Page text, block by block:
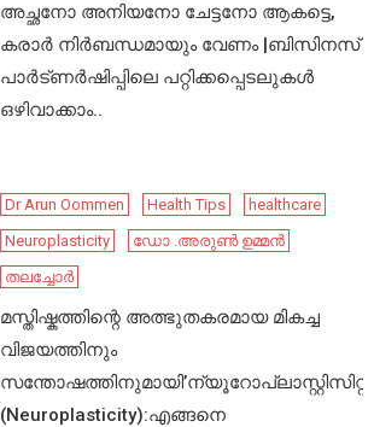
അച്ഛനോ അനിയനോ ചേട്ടനോ ആകട്ടെ,
കരാർ നിർബന്ധമായും വേണം |ബിസിനസ്
പാർട്ണർഷിപ്പിലെ പറ്റിക്കപ്പെടലുകൾ
ഒഴിവാക്കാം..
Dr Arun Oommen Health Tips
healthcare
Neuroplasticity
ഡോ .അരുൺ ഉമ്മൻ
തലച്ചോർ
മസ്തിഷ്കത്തിന്റെ അത്ഭുതകരമായ മികച്ച
വിജയത്തിനും
സന്തോഷത്തിനുമായി’ന്യൂറോപ്ലാസ്റ്റിസിറ്റി’
(Neuroplasticity):എങ്ങനെ